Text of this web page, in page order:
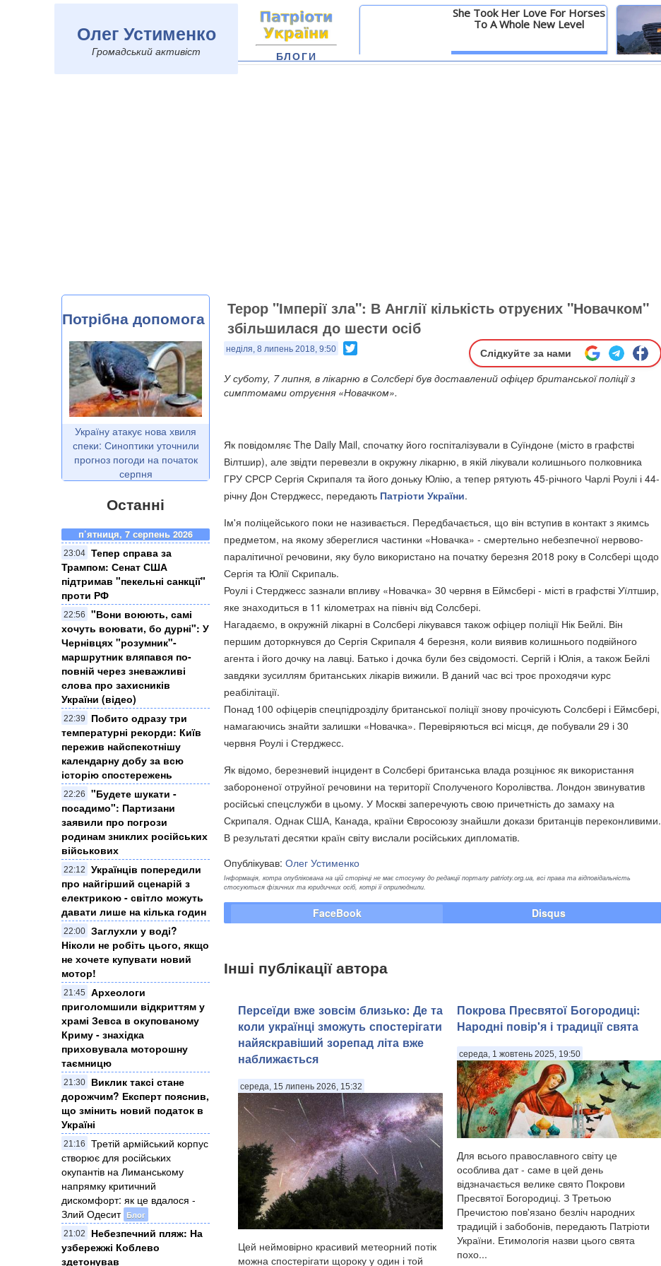
Олег Устименко
Громадський активіст
She Took Her Love For Horses
To A Whole New Level
Детальніше
БЛОГИ
Потрібна допомога
Україну атакує нова хвиля
спеки: Синоптики уточнили
прогноз погоди на початок
серпня
Останні
п’ятниця, 7 серпень 2026
23:04 Тепер справа за
Трампом: Сенат США
підтримав "пекельні санкції"
проти РФ
22:56
​"Вони воюють, самі
хочуть воювати, бо дурні": У
Чернівцях "розумник"-
маршрутник вляпався по-
повній через зневажливі
слова про захисників
України (відео)
22:39
Побито одразу три
температурні рекорди: Київ
пережив найспекотнішу
календарну добу за всю
історію спостережень
22:26
"Будете шукати -
посадимо": Партизани
заявили про погрози
родинам зниклих російських
військових
22:12
Українців попередили
про найгірший сценарій з
електрикою - світло можуть
давати лише на кілька годин
22:00 Заглухли у воді?
Ніколи не робіть цього, якщо
не хочете купувати новий
мотор!
21:45
Археологи
приголомшили відкриттям у
храмі Зевса в окупованому
Криму - знахідка
приховувала моторошну
таємницю
21:30
Виклик таксі стане
дорожчим? Експерт пояснив,
що змінить новий податок в
Україні
21:16
Третій армійський корпус
створює для російських
окупантів на Лиманському
напрямку критичний
дискомфорт: як це вдалося -
Злий Одесит Блог
21:02
Небезпечний пляж: На
узбережжі Коблево
здетонував
Терор "Імперії зла": В Англії кількість отруєних "Новачком"
збільшилася до шести осіб
неділя, 8 липень 2018, 9:50 Слідкуйте за нами
У суботу, 7 липня, в лікарню в Солсбері був доставлений офіцер британської поліції з
симптомами отруєння «Новачком».
Як повідомляє The Daily Mail, спочатку його госпіталізували в Суїндоне (місто в графстві
Вілтшир), але звідти перевезли в окружну лікарню, в якій лікували колишнього полковника
ГРУ СРСР Сергія Скрипаля та його доньку Юлію, а тепер рятують 45-річного Чарлі Роулі і 44-
річну Дон Стерджесс, передають Патріоти України.
Ім'я поліцейського поки не називається. Передбачається, що він вступив в контакт з якимсь
предметом, на якому збереглися частинки «Новачка» - смертельно небезпечної нервово-
паралітичної речовини, яку було використано на початку березня 2018 року в Солсбері щодо
Сергія та Юлії Скрипаль.
Роулі і Стерджесс зазнали впливу «Новачка» 30 червня в Еймсбері - місті в графстві Уїлтшир,
яке знаходиться в 11 кілометрах на північ від Солсбері.
Нагадаємо, в окружній лікарні в Солсбері лікувався також офіцер поліції Нік Бейлі. Він
першим доторкнувся до Сергія Скрипаля 4 березня, коли виявив колишнього подвійного
агента і його дочку на лавці. Батько і дочка були без свідомості. Сергій і Юлія, а також Бейлі
завдяки зусиллям британських лікарів вижили. В даний час всі троє проходячи курс
реабілітації.
Понад 100 офіцерів спецпідрозділу британської поліції знову прочісують Солсбері і Еймсбері,
намагаючись знайти залишки «Новачка». Перевіряються всі місця, де побували 29 і 30
червня Роулі і Стерджесс.
Як відомо, березневий інцидент в Солсбері британська влада розцінює як використання
забороненої отруйної речовини на території Сполученого Королівства. Лондон звинуватив
російські спецслужби в цьому. У Москві заперечують свою причетність до замаху на
Скрипаля. Однак США, Канада, країни Євросоюзу знайшли докази британців переконливими.
В результаті десятки країн світу вислали російських дипломатів.
Опублікував: Олег Устименко
Інформація, котра опублікована на цій сторінці не має стосунку до редакції порталу patrioty.org.ua, всі права та відповідальність
стосуються фізичних та юридичних осіб, котрі її оприлюднили.
FaceBook Disqus
Інші публікації автора
Персеїди вже зовсім близько: Де та
коли українці зможуть спостерігати
найяскравіший зорепад літа вже
наближається
середа, 15 липень 2026, 15:32
Цей неймовірно красивий метеорний потік
можна спостерігати щороку у один і той
Покрова Пресвятої Богородиці:
Народні повір'я і традиції свята
середа, 1 жовтень 2025, 19:50
Для всього православного світу це
особлива дат - саме в цей день
відзначається велике свято Покрови
Пресвятої Богородиці. З Третьою
Пречистою пов'язано безліч народних
традицій і забобонів, передають Патріоти
України. Етимологія назви цього свята
похо...